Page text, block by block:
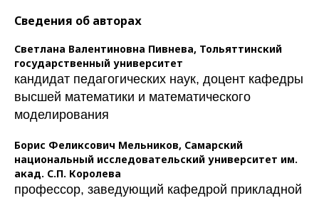
Сведения об авторах
Светлана Валентиновна Пивнева, Тольяттинский
государственный университет
кандидат педагогических наук, доцент кафедры
высшей математики и математического
моделирования
Борис Феликсович Мельников, Самарский
национальный исследовательский университет им.
акад. С.П. Королева
профессор, заведующий кафедрой прикладной